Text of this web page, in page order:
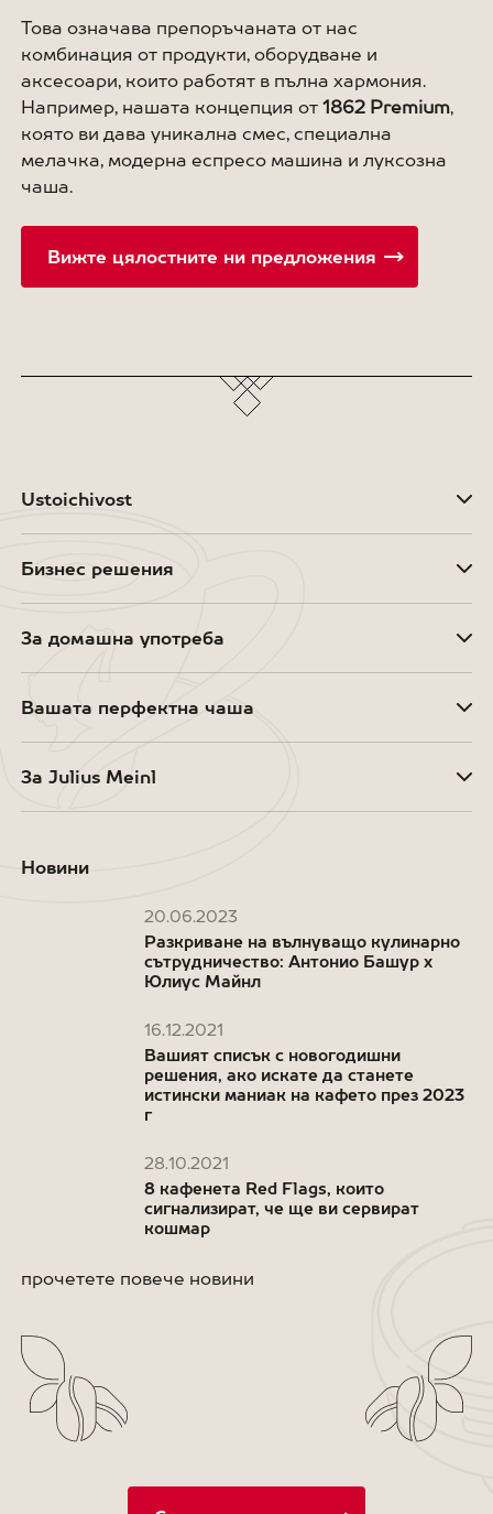
Това означава препоръчаната от нас
комбинация от продукти, оборудване и
аксесоари, които работят в пълна хармония.
Например, нашата концепция от 1862 Premium,
която ви дава уникална смес, специална
мелачка, модерна еспресо машина и луксозна
чаша.
Вижте цялостните ни предложения
Ustoichivost
Бизнес решения
За домашна употреба
Вашата перфектна чаша
За Julius Meinl
Новини
20.06.2023
Разкриване на вълнуващо кулинарно
сътрудничество: Антонио Башур x
Юлиус Майнл
16.12.2021
Вашият списък с новогодишни
решения, ако искате да станете
истински маниак на кафето през 2023
г
28.10.2021
8 кафенета Red Flags, които
сигнализират, че ще ви сервират
кошмар
прочетете повече новини